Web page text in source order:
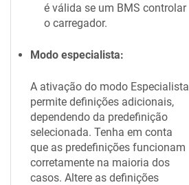
é válida se um BMS controlar
o carregador.
Modo especialista:
A ativação do modo Especialista
permite definições adicionais,
dependendo da predefinição
selecionada. Tenha em conta
que as predefinições funcionam
corretamente na maioria dos
casos. Altere as definições